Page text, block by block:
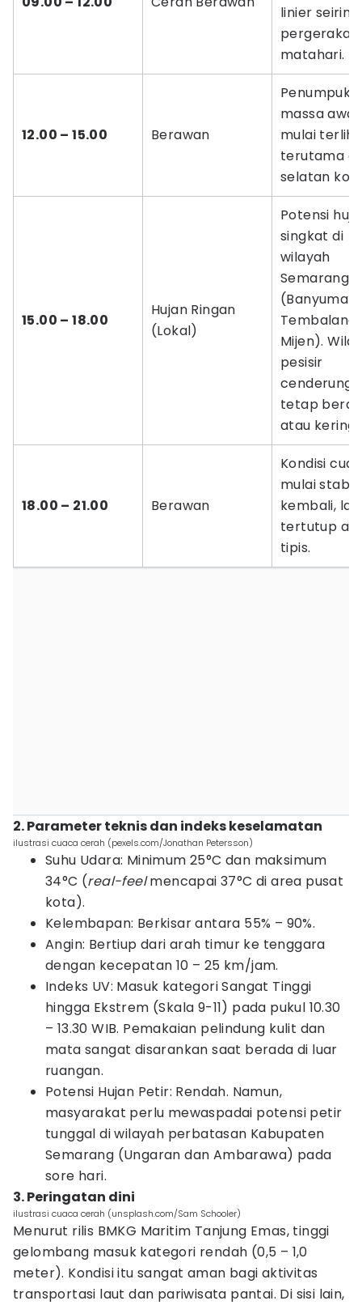
linier seiring
pergerakan
matahari.
12.00 – 15.00 Berawan
massa
mulai
terutama di
selatan
15.00 – 18.00
Hujan Ringan
(Lokal)
Potensi
singkat di
wilayah
Semarang
Tembalang,
Mijen).
pesisir
cenderung
tetap
atau kering.
18.00 – 21.00 Berawan
Kondisi
mulai stabil
kembali,
tertutup
tipis.
2. Parameter teknis dan indeks keselamatan
ilustrasi cuaca cerah (pexels.com/Jonathan Petersson)
Suhu Udara: Minimum 25°C dan maksimum
34°C (real-feelmencapai 37°C di area pusat
kota).
Kelembapan: Berkisar antara 55% – 90%.
Angin: Bertiup dari arah timur ke tenggara
dengan kecepatan 10 – 25 km/jam.
Indeks UV: Masuk kategori Sangat Tinggi
hingga Ekstrem (Skala 9-11) pada pukul 10.30
– 13.30 WIB. Pemakaian pelindung kulit dan
mata sangat disarankan saat berada di luar
ruangan.
Potensi Hujan Petir: Rendah. Namun,
masyarakat perlu mewaspadai potensi petir
tunggal di wilayah perbatasan Kabupaten
Semarang (Ungaran dan Ambarawa) pada
sore hari.
3. Peringatan dini
ilustrasi cuaca cerah (unsplash.com/Sam Schooler)
Menurut rilis BMKG Maritim Tanjung Emas, tinggi
gelombang masuk kategori rendah (0,5 – 1,0
meter). Kondisi itu sangat aman bagi aktivitas
transportasi laut dan pariwisata pantai. Di sisi lain,